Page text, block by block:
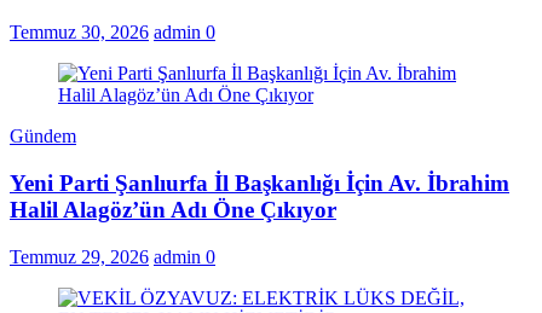
Temmuz 30, 2026 admin 0
Gündem
Yeni Parti Şanlıurfa İl Başkanlığı İçin Av. İbrahim
Halil Alagöz’ün Adı Öne Çıkıyor
Temmuz 29, 2026 admin 0